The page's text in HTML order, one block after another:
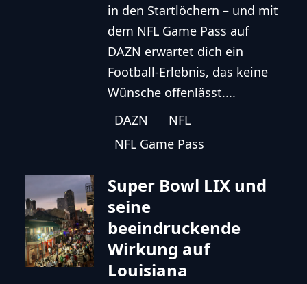
in den Startlöchern – und mit
dem NFL Game Pass auf
DAZN erwartet dich ein
Football-Erlebnis, das keine
Wünsche offenlässt....
DAZN
NFL
NFL Game Pass
Super Bowl LIX und
seine
beeindruckende
Wirkung auf
Louisiana